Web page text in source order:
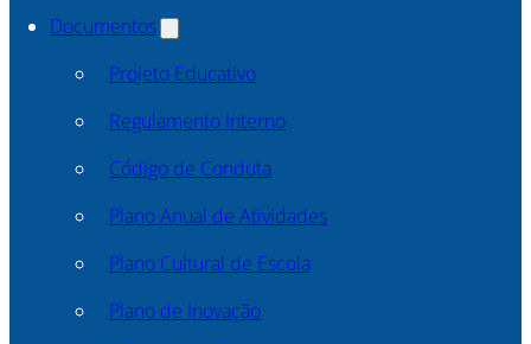
Documentos
Projeto Educativo
Regulamento Interno
Código de Conduta
Plano Anual de Atividades
Plano Cultural de Escola
Plano de Inovação